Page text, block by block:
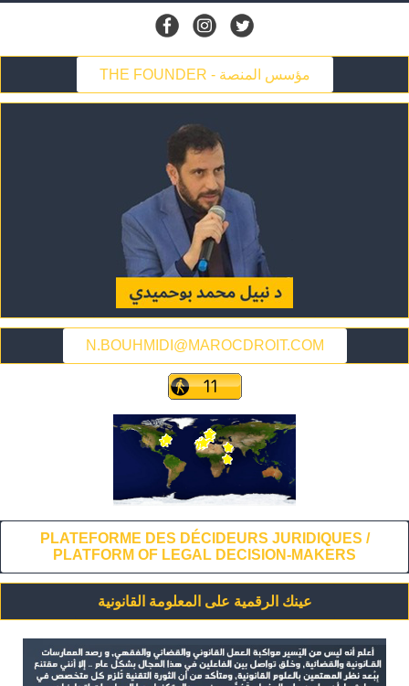
THE FOUNDER - مؤسس المنصة
N.BOUHMIDI@MAROCDROIT.COM
PLATEFORME DES DÉCIDEURS JURIDIQUES /
PLATFORM OF LEGAL DECISION-MAKERS
عينك الرقمية على المعلومة القانونية